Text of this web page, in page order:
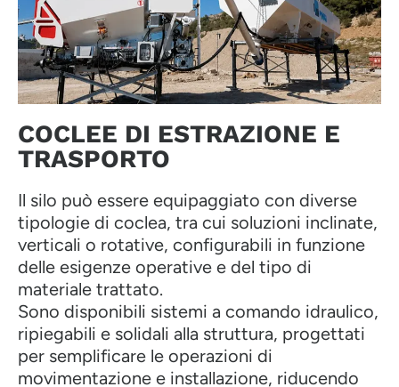
COCLEE DI ESTRAZIONE E
TRASPORTO
Il silo può essere equipaggiato con diverse
tipologie di coclea, tra cui soluzioni inclinate,
verticali o rotative, configurabili in funzione
delle esigenze operative e del tipo di
materiale trattato.
Sono disponibili sistemi a comando idraulico,
ripiegabili e solidali alla struttura, progettati
per semplificare le operazioni di
movimentazione e installazione, riducendo